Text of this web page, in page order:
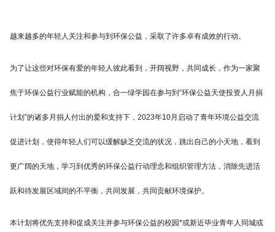
越来越多的年轻人关注和参与到环保公益，采取了许多卓有成效的行动。
为了让这些对环保有爱的年轻人彼此看到，开阔视野，共同成长，作为一家聚
焦于环保公益行业赋能的机构，合一绿学园在参与到“环保公益天使投资人月捐
计划”的诸多月捐人付出的爱和支持下，2023年10月启动了青年环境公益交流
促进计划，使得年轻人们可以缓解缺乏交流的状况，跳出自己的小天地，看到
更广阔的天地，学习到优秀的环保公益行动理念和组织管理方法，消除先进活
跃和待发展区域间的不平衡，共同发展，共同贡献环境保护。
本计划将优先支持和促成关注并参与环保公益的校园*或新近毕业青年人同城或